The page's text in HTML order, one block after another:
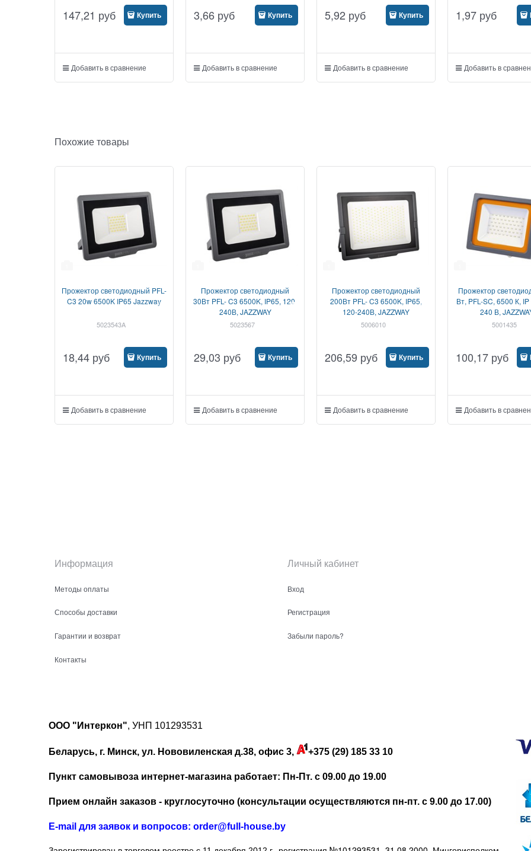
147,21 руб Купить
Добавить в сравнение
3,66 руб Купить
Добавить в сравнение
5,92 руб Купить
Добавить в сравнение
1,97 руб
Добавить в
Похожие товары
Прожектор светодиодный PFL-
C3 20w 6500K IP65 Jazzway
5023543A
18,44 руб Купить
Добавить в сравнение
Прожектор светодиодный
30Вт PFL- C3 6500K, IP65, 120-
240В, JAZZWAY
5023567
29,03 руб Купить
Добавить в сравнение
Прожектор светодиодный
200Вт PFL- C3 6500K, IP65,
120-240В, JAZZWAY
5006010
206,59 руб Купить
Добавить в сравнение
Прожектор
Вт, PFL-SC, 6500 К, IP
240 В,
5001435
100,17 руб
Добавить в
Информация
Методы оплаты
Способы доставки
Гарантии и возврат
Контакты
Личный кабинет
Вход
Регистрация
Забыли пароль?
ООО "Интеркон", УНП 101293531
Беларусь, г. Минск, ул. Нововиленская д.38, офис 3, +375 (29) 185 33 10
Пункт самовывоза интернет-магазина работает: Пн-Пт. с 09.00 до 19.00
Прием онлайн заказов - круглосуточно (консультации осуществляются пн-пт. с 9.00 до 17.00)
Е-mail для заявок и вопросов: order@full-house.by